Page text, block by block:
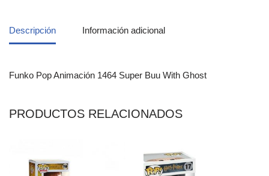
Descripción Información adicional
Funko Pop Animación 1464 Super Buu With Ghost
PRODUCTOS RELACIONADOS